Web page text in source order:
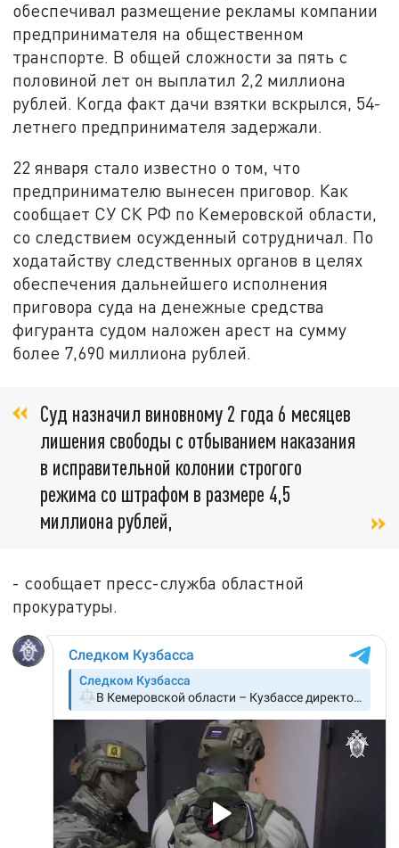
обеспечивал размещение рекламы компании
предпринимателя на общественном
транспорте. В общей сложности за пять с
половиной лет он выплатил 2,2 миллиона
рублей. Когда факт дачи взятки вскрылся, 54-
летнего предпринимателя задержали.
22 января стало известно о том, что
предпринимателю вынесен приговор. Как
сообщает СУ СК РФ по Кемеровской области,
со следствием осужденный сотрудничал. По
ходатайству следственных органов в целях
обеспечения дальнейшего исполнения
приговора суда на денежные средства
фигуранта судом наложен арест на сумму
более 7,690 миллиона рублей.
Суд назначил виновному 2 года 6 месяцев
лишения свободы с отбыванием наказания
в исправительной колонии строгого
режима со штрафом в размере 4,5
миллиона рублей,
- сообщает пресс-служба областной
прокуратуры.